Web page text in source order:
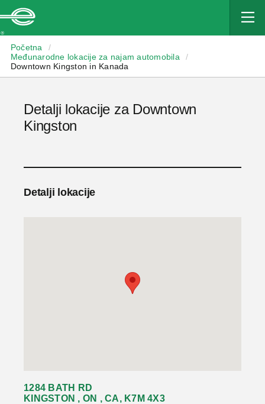
Početna
/
Međunarodne lokacije za najam automobila
/
Downtown Kingston in Kanada
Detalji lokacije za Downtown
Kingston
Detalji lokacije
1284 BATH RD
KINGSTON , ON , CA, K7M 4X3